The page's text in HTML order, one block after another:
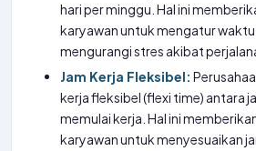
hari per minggu. Hal ini
karyawan untuk mengatur
mengurangi stres akibat
Jam Kerja Fleksibel:
kerja fleksibel (flexi time) antara
memulai kerja. Hal ini
karyawan untuk menyesuaikan